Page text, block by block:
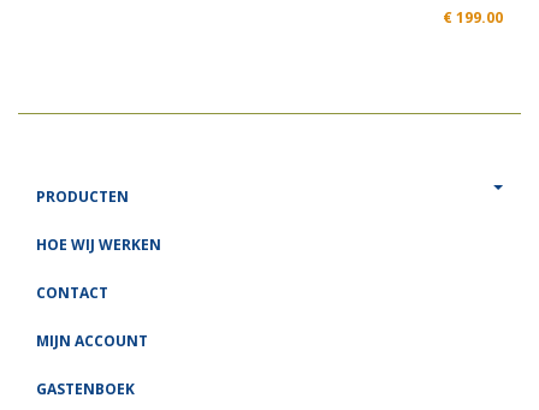
199.00
€
PRODUCTEN
HOE WIJ WERKEN
CONTACT
MIJN ACCOUNT
GASTENBOEK